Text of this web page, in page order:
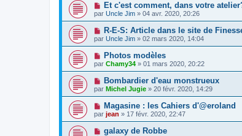
Et c'est comment, dans votre
par Uncle Jim » 04 avr. 2020, 20:26
R-E-S: Article dans le site de
par Uncle Jim » 02 mars 2020, 14:04
Photos modèles
par Chamy34 » 01 mars 2020, 20:22
Bombardier d'eau monstrueux
par Michel Jugie » 20 févr. 2020, 14:29
Magasine : les Cahiers d'@eroland
par jean » 17 févr. 2020, 22:47
galaxy de Robbe